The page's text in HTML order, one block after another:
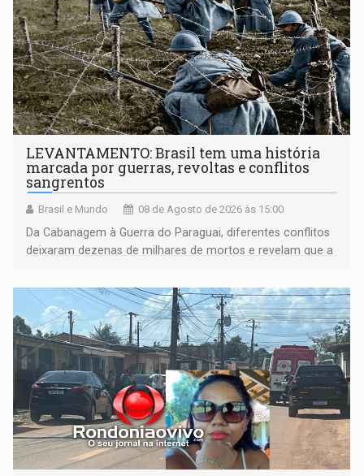
LEVANTAMENTO: Brasil tem uma história
marcada por guerras, revoltas e conflitos
sangrentos
Brasil e Mundo 08 de Agosto de 2026 às 15:00
Da Cabanagem à Guerra do Paraguai, diferentes conflitos
deixaram dezenas de milhares de mortos e revelam que a
territoriais e sociais